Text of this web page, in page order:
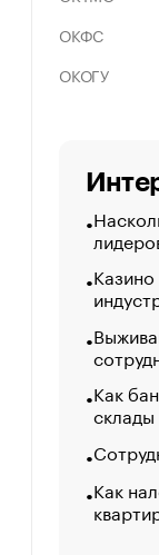
ОКФС
ОКОГУ
Как
склады
Как